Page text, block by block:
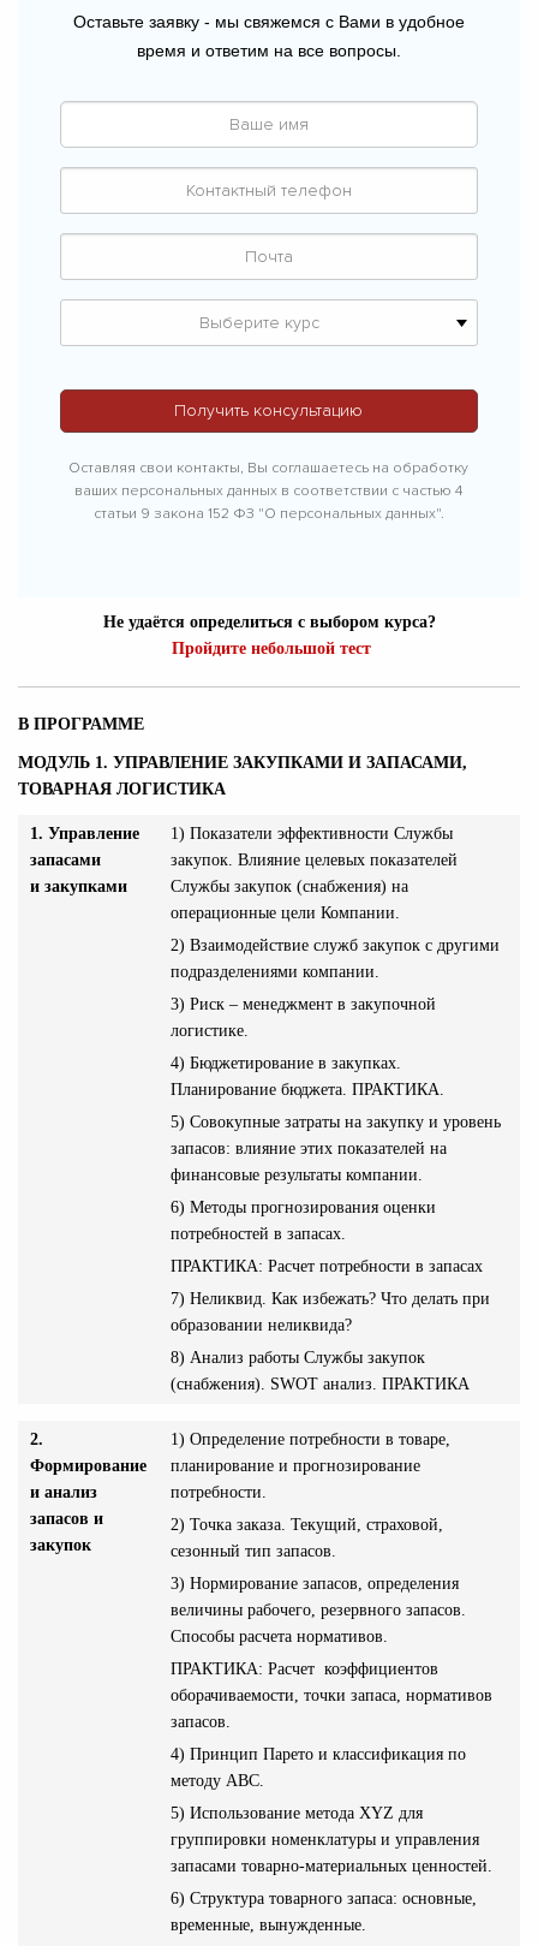
Оставьте заявку - мы свяжемся с Вами в удобное
время и ответим на все вопросы.
Оставляя свои контакты, Вы соглашаетесь на обработку
ваших персональных данных в соответствии с частью 4
статьи 9 закона 152 ФЗ "О персональных данных".
Не удаётся определиться с выбором курса?
Пройдите небольшой тест
В ПРОГРАММЕ
МОДУЛЬ 1. УПРАВЛЕНИЕ ЗАКУПКАМИ И ЗАПАСАМИ,
ТОВАРНАЯ ЛОГИСТИКА
1. Управление
запасами
и закупками
1) Показатели эффективности Службы
закупок. Влияние целевых показателей
Службы закупок (снабжения) на
операционные цели Компании.
2) Взаимодействие служб закупок с другими
подразделениями компании.
3) Риск – менеджмент в закупочной
логистике.
4) Бюджетирование в закупках.
Планирование бюджета. ПРАКТИКА.
5) Совокупные затраты на закупку и уровень
запасов: влияние этих показателей на
финансовые результаты компании.
6) Методы прогнозирования оценки
потребностей в запасах.
ПРАКТИКА: Расчет потребности в запасах
7) Неликвид. Как избежать? Что делать при
образовании неликвида?
8) Анализ работы Службы закупок
(снабжения). SWOT анализ. ПРАКТИКА
2.
Формирование
и анализ
запасов и
закупок
1) Определение потребности в товаре,
планирование и прогнозирование
потребности.
2) Точка заказа. Текущий, страховой,
сезонный тип запасов.
3) Нормирование запасов, определения
величины рабочего, резервного запасов.
Способы расчета нормативов.
ПРАКТИКА: Расчет коэффициентов
оборачиваемости, точки запаса, нормативов
запасов.
4) Принцип Парето и классификация по
методу АBC.
5) Использование метода XYZ для
группировки номенклатуры и управления
запасами товарно-материальных ценностей.
6) Структура товарного запаса: основные,
временные, вынужденные.